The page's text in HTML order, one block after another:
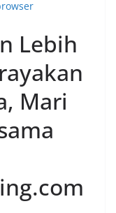
Lebih
Mari